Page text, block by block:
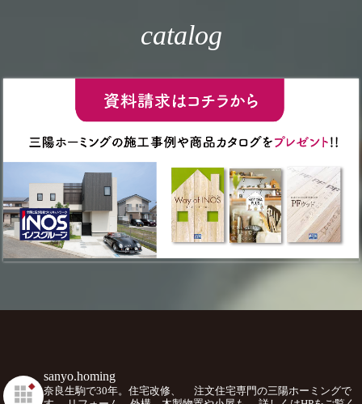
catalog
sanyo.homing
奈良生駒で30年。住宅改修、
注文住宅専門の三陽ホーミングで